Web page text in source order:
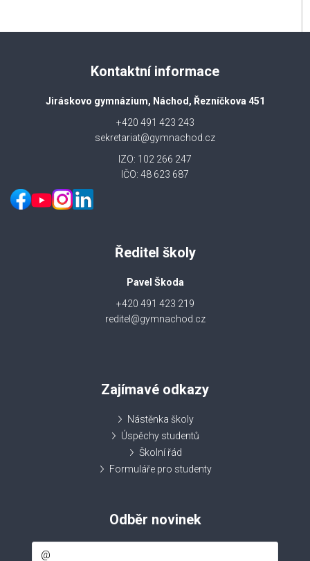
Kontaktní informace
Jiráskovo gymnázium, Náchod, Řezníčkova 451
+420 491 423 243
sekretariat@gymnachod.cz
IZO: 102 266 247
IČO: 48 623 687
Ředitel školy
Pavel Škoda
+420 491 423 219
reditel@gymnachod.cz
Zajímavé odkazy
Nástěnka školy
Úspěchy studentů
Školní řád
Formuláře pro studenty
Odběr novinek